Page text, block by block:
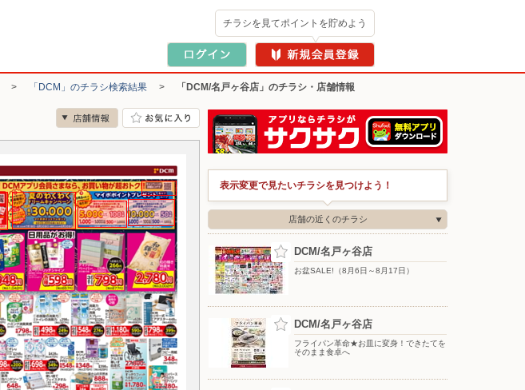
チラシを見てポイントを貯めよう
> 「DCM」のチラシ検索結果 > 「DCM/名戸ヶ谷店」のチラシ・店舗情報
表示変更で見たいチラシを見つけよう！
店舗の近くのチラシ
DCM/名戸ヶ谷店
お盆SALE!（8月6日～8月17日）
DCM/名戸ヶ谷店
フライパン革命★お皿に変身！できたてを
そのまま食卓へ